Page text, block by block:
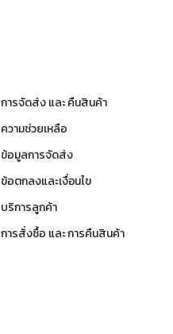
การจัดส่ง และ คืนสินค้า
ความช่วยเหลือ
ข้อมูลการจัดส่ง
ข้อตกลงและเงื่อนไข
บริการลูกค้า
การสั่งซื้อ และ การคืนสินค้า